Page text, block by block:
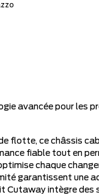
avancée pour les
flotte, ce châssis
fiable tout en
chaque
garantissent une
intègre des